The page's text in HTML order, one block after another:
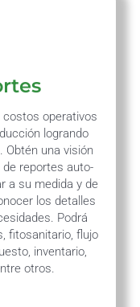
costos operativos
logrando
Obtén una visión
reportes auto-
a su medida y de
los detalles
Podrá
fitosanitario, flujo
inventario,
otros.